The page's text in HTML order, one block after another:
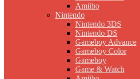
Amiibo
Nintendo
Nintendo 3DS
Nintendo DS
Gameboy Advance
Gameboy Color
Gameboy
Game & Watch